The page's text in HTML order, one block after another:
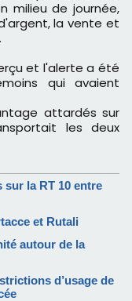
milieu de journée,
la vente et
et l'alerte a été
qui avaient
attardés sur
les deux
sur la RT 10 entre
et Rutali
autour de la
d’usage de